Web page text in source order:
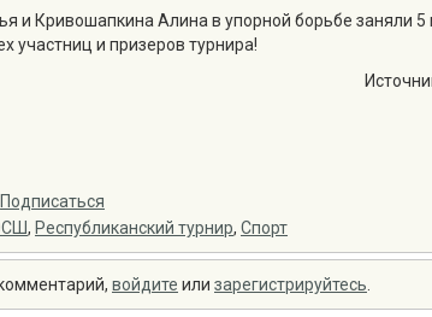
и Кривошапкина Алина в упорной борьбе заняли 5
участниц и призеров турнира!
Подписаться
, Республиканский турнир, Спорт
войдите или зарегистрируйтесь